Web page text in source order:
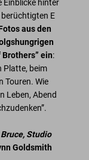
Einblicke hinter
E
aus den
ein:
Platte, beim
Touren. Wie
Leben, Abend
Bruce, Studio
Goldsmith